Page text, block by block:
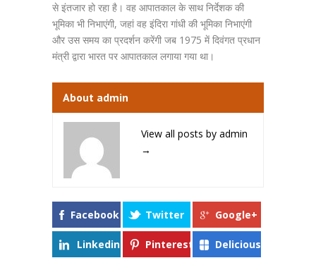
से इंतजार हो रहा है। वह आपातकाल के साथ निर्देशक की
भूमिका भी निभाएंगी, जहां वह इंदिरा गांधी की भूमिका निभाएंगी
और उस समय का प्रदर्शन करेंगी जब 1975 में दिवंगत प्रधान
मंत्री द्वारा भारत पर आपातकाल लगाया गया था।
About admin
View all posts by admin
→
Facebook Twitter Google+
Linkedin Pinterest Delicious